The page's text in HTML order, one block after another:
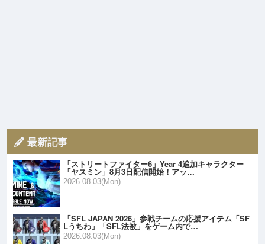
最新記事
「ストリートファイター6」Year 4追加キャラクター
「ヤスミン」8月3日配信開始！アッ…
2026.08.03(Mon)
「SFL JAPAN 2026」参戦チームの応援アイテム「SF
Lうちわ」「SFL法被」をゲーム内で…
2026.08.03(Mon)